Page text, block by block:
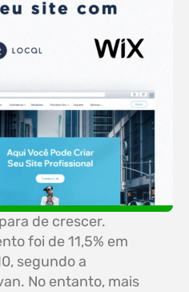
de crescer.
foi de 11,5% em
segundo a
No entanto, mais